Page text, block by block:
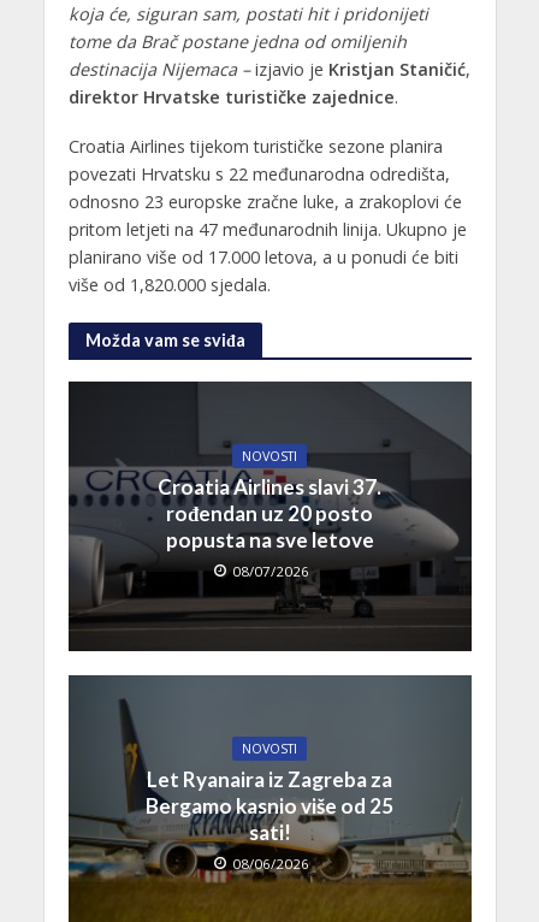
koja će, siguran sam, postati hit i pridonijeti
tome da Brač postane jedna od omiljenih
destinacija Nijemaca –izjavio je Kristjan Staničić,
direktor Hrvatske turističke zajednice.
Croatia Airlines tijekom turističke sezone planira
povezati Hrvatsku s 22 međunarodna odredišta,
odnosno 23 europske zračne luke, a zrakoplovi će
pritom letjeti na 47 međunarodnih linija. Ukupno je
planirano više od 17.000 letova, a u ponudi će biti
više od 1,820.000 sjedala.
Možda vam se sviđa
NOVOSTI
Croatia Airlines slavi 37.
rođendan uz 20 posto
popusta na sve letove
08/07/2026
NOVOSTI
Let Ryanaira iz Zagreba za
Bergamo kasnio više od 25
sati!
08/06/2026